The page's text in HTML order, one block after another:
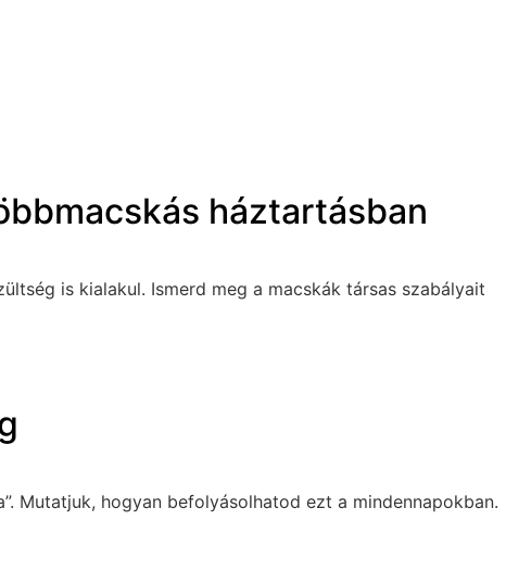
háztartásban
is kialakul. Ismerd meg a macskák társas szabályait
Mutatjuk, hogyan befolyásolhatod ezt a mindennapokban.